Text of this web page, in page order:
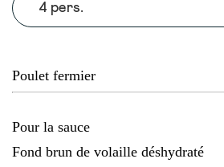
4 pers.
Poulet fermier
Pour la sauce
Fond brun de volaille déshydraté